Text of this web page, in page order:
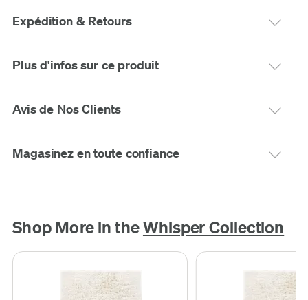
Expédition & Retours
Plus d'infos sur ce produit
Avis de Nos Clients
Magasinez en toute confiance
Shop More in theWhisper Collection